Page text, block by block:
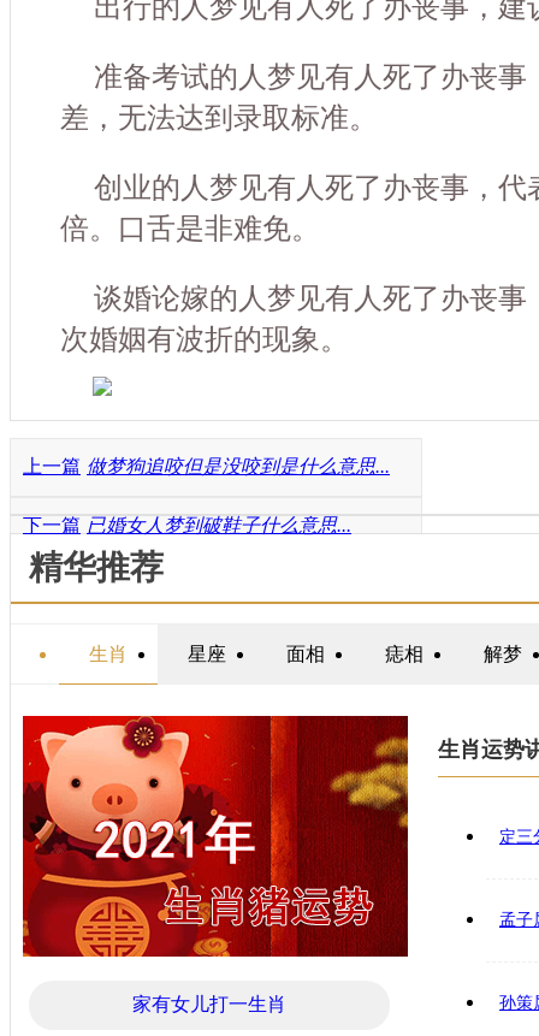
出行的人梦见有人死了办丧事，建
准备考试的人梦见有人死了办丧事
差，无法达到录取标准。
创业的人梦见有人死了办丧事，代
倍。口舌是非难免。
谈婚论嫁的人梦见有人死了办丧事
次婚姻有波折的现象。
上一篇 做梦狗追咬但是没咬到是什么意思...
下一篇 已婚女人梦到破鞋子什么意思...
精华推荐
生肖 星座 面相 痣相 解梦
家有女儿打一生肖
生肖运势
定三
孟子
孙策